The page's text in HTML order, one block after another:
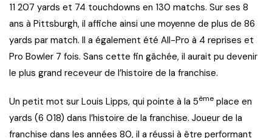
11 207 yards et 74 touchdowns en 130 matchs. Sur ses 8
ans à Pittsburgh, il affiche ainsi une moyenne de plus de 86
yards par match. Il a également été All-Pro à 4 reprises et
Pro Bowler 7 fois. Sans cette fin gâchée, il aurait pu devenir
le plus grand receveur de l’histoire de la franchise.
Un petit mot sur Louis Lipps, qui pointe à la 5ème place en
yards (6 018) dans l’histoire de la franchise. Joueur de la
franchise dans les années 80, il a réussi à être performant